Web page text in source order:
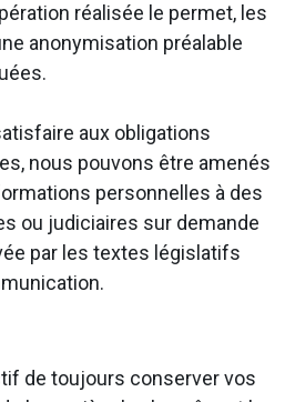
réalisée le permet, les
anonymisation préalable
aux obligations
nous pouvons être amenés
personnelles à des
ou judiciaires sur demande
par les textes législatifs
de toujours conserver vos